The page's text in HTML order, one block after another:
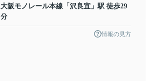
大阪モノレール本線 「 沢良宜 」駅 徒歩29
分
情報の見方